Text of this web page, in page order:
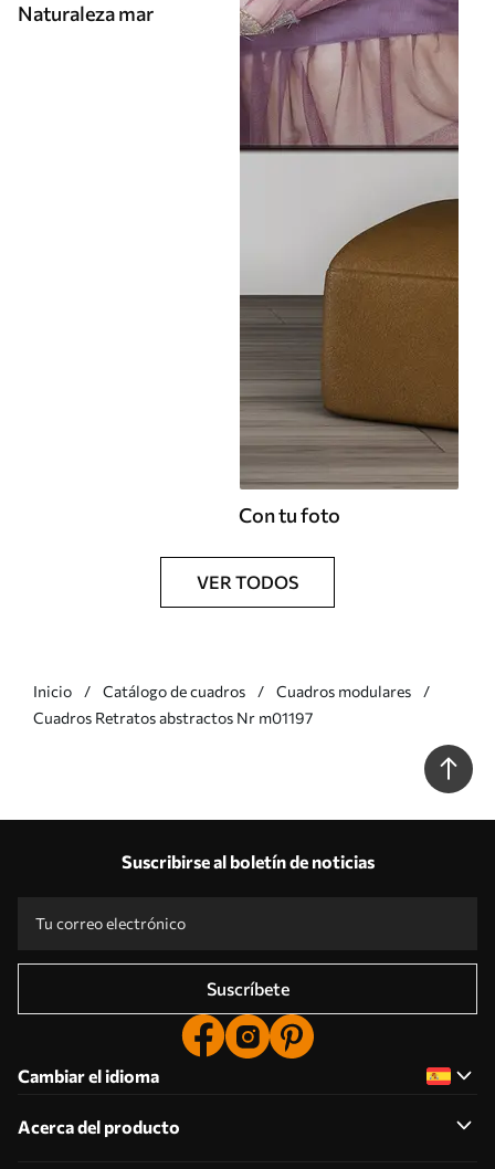
Naturaleza mar
Con tu foto
VER TODOS
Inicio Catálogo de cuadros
Cuadros modulares
Cuadros Retratos abstractos Nr m01197
Suscribirse al boletín de noticias
Suscríbete
Cambiar el idioma
Acerca del producto